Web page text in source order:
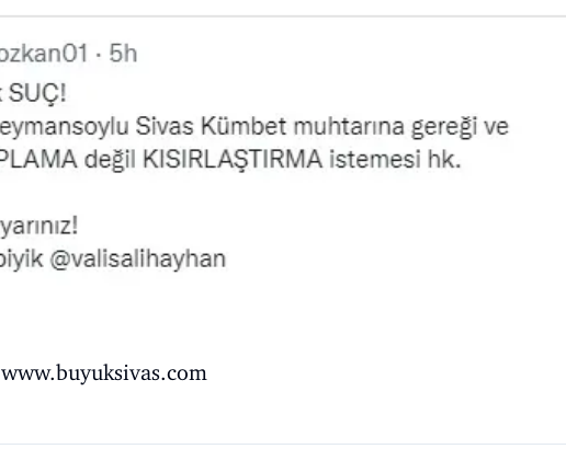
www.buyuksivas.com